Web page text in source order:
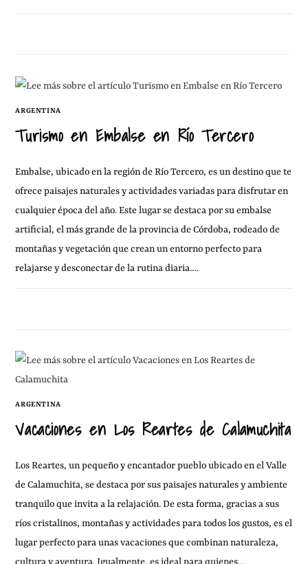
ARGENTINA
Turismo en Embalse en Río Tercero
Embalse, ubicado en la región de Río Tercero, es un destino que te
ofrece paisajes naturales y actividades variadas para disfrutar en
cualquier época del año. Este lugar se destaca por su embalse
artificial, el más grande de la provincia de Córdoba, rodeado de
montañas y vegetación que crean un entorno perfecto para
relajarse y desconectar de la rutina diaria.…
ARGENTINA
Vacaciones en Los Reartes de Calamuchita
Los Reartes, un pequeño y encantador pueblo ubicado en el Valle
de Calamuchita, se destaca por sus paisajes naturales y ambiente
tranquilo que invita a la relajación. De esta forma, gracias a sus
ríos cristalinos, montañas y actividades para todos los gustos, es el
lugar perfecto para unas vacaciones que combinan naturaleza,